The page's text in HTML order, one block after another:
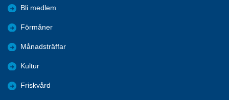
Bli medlem
Förmåner
Månadsträffar
Kultur
Friskvård